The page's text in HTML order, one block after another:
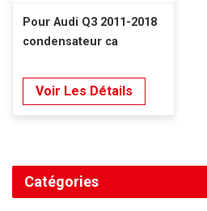
Pour Audi Q3 2011-2018
condensateur ca
Voir Les Détails
Catégories